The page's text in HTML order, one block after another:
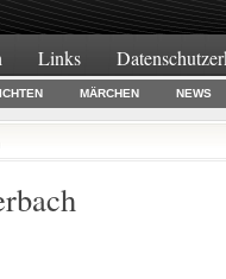
Links
MÄRCHEN NEWS